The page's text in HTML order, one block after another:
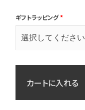
ギフトラッピング*
カートに入れる